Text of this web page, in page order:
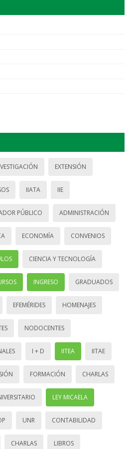
EXTENSIÓN
IIATA IIE
PÚBLICO ADMINISTRACIÓN
ECONOMÍA CONVENIOS
CIENCIA Y TECNOLOGÍA
INGRESO GRADUADOS
EFEMÉRIDES HOMENAJES
NODOCENTES
I + D IITEA IITAE
FORMACIÓN CHARLAS
LEY MICAELA
UNR CONTABILIDAD
CHARLAS LIBROS